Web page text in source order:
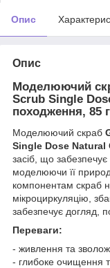
Опис
Опис
Моделюючий
Scrub Single
походження, 85 г
Моделюючий скраб
Single Dose Natural
засіб, що забезпечує
моделюючи її
компонентам скраб
мікроциркуляцію,
забезпечує догляд,
Переваги:
- живлення та
- глибоке очищення